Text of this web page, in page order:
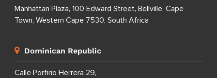
Manhattan Plaza, 100 Edward Street, Bellville, Cape
Town, Western Cape 7530, South Africa
Dominican Republic
Calle Porfirio Herrera 29,